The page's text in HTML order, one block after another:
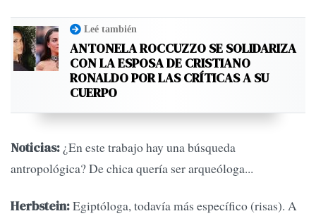
Leé también
ANTONELA ROCCUZZO SE SOLIDARIZA
CON LA ESPOSA DE CRISTIANO
RONALDO POR LAS CRÍTICAS A SU
CUERPO
Noticias: ¿En este trabajo hay una búsqueda
antropológica? De chica quería ser arqueóloga...
Herbstein:Egiptóloga, todavía más específico (risas). A